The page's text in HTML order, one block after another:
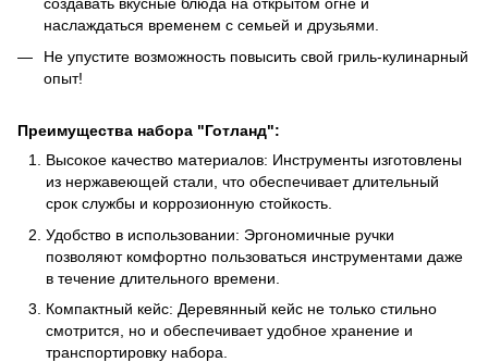
создавать вкусные блюда на открытом огне и
наслаждаться временем с семьей и друзьями.
Не упустите возможность повысить свой гриль-кулинарный
опыт!
Преимущества набора "Готланд":
Высокое качество материалов: Инструменты изготовлены
из нержавеющей стали, что обеспечивает длительный
срок службы и коррозионную стойкость.
Удобство в использовании: Эргономичные ручки
позволяют комфортно пользоваться инструментами даже
в течение длительного времени.
Компактный кейс: Деревянный кейс не только стильно
смотрится, но и обеспечивает удобное хранение и
транспортировку набора.